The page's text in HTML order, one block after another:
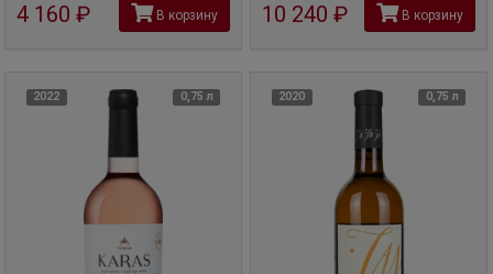
4 160 руб В корзину 10 240 рубВ корзину
2022 0,75 л 2020 0,75 л